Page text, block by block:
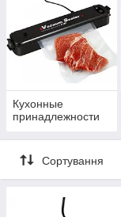
Кухонные
принадлежности
Сортування